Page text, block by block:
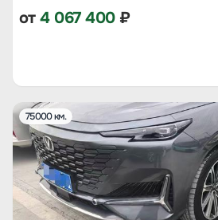
от4 067 400₽
75000 км.